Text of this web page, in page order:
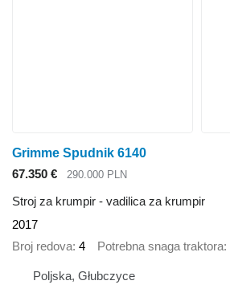
Grimme Spudnik 6140
67.350 €
290.000 PLN
Stroj za krumpir - vadilica za krumpir
2017
Broj redova 4 Potrebna snaga traktora
Poljska, Głubczyce